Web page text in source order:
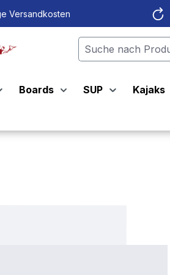
Versandkosten
Boards SUP Kajaks